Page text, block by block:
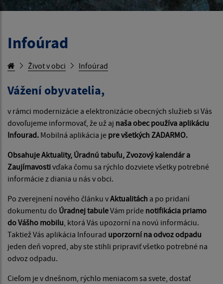
Infoúrad
Život v obci Infoúrad
Vážení obyvatelia,
v rámci modernizácie a elektronizácie obecných služieb si Vás
dovoľujeme informovať, že už aj naša obec používa aplikáciu
Infourad. Mobilná aplikácia je pre všetkých ZADARMO.
Obsahuje Aktuality, Úradnú tabuľu, Zvozový kalendár a
Zaujímavostivďaka čomu sa rýchlo dozviete všetky potrebné
informácie z diania u nás v obci.
Po zverejnení nového článku vAktualitách a po pridaní
dokumentu do Úradnej tabuleVám príde notifikácia priamo
do Vášho mobilu, ktorá Vás upozorní na novú informáciu.
Taktiež Vás aplikácia Infourad uporzorní na odvoz odpadu
jeden deň vopred, aby ste stihli pripraviť všetko potrebné na
odvoz odpadu.
Cieľom je v dnešnom, rýchlo meniacom sa svete, dostať